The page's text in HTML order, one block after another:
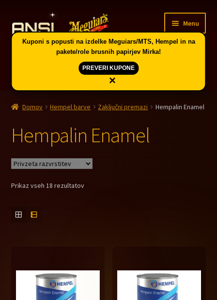
to
navigation
to
content
Menu
Domov
Trgovina
PE CELJE
Domov Hempel barve Zaključni premazi Hempalin Enamel
Hempalin Enamel
Prikaz vseh 18 rezultatov
Kuponi s popusti na izdelke Meguiars/MTS, Hempel in na
pakete/role brusnih papirjev Mirka!
PREVERI KUPONE
×